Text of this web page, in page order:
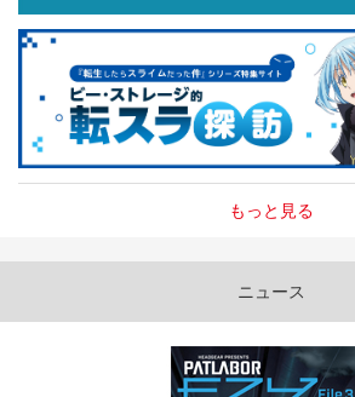
もっと見る
ニュース